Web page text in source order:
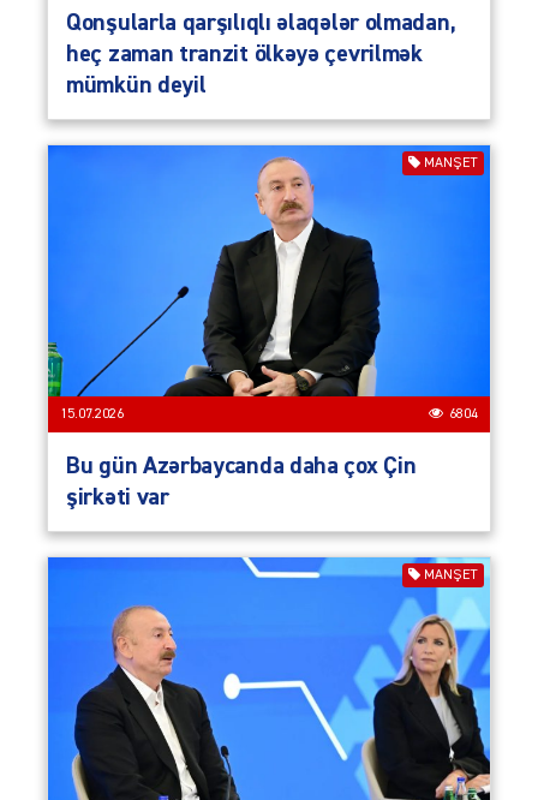
Qonşularla qarşılıqlı əlaqələr olmadan,
heç zaman tranzit ölkəyə çevrilmək
mümkün deyil
MANŞET
15.07.2026 6804
Bu gün Azərbaycanda daha çox Çin
şirkəti var
MANŞET